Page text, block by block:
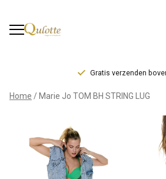
Gratis verzenden
Marie
TOM
Home Marie Jo TOM BH STRING LUG